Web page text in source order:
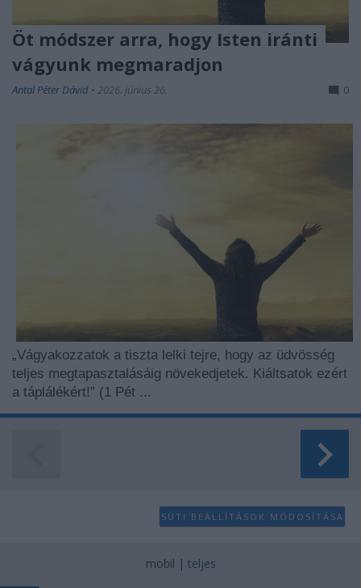
Öt módszer arra, hogy Isten iránti
vágyunk megmaradjon
Antal Péter Dávid • 2026. június 26. 0
„Vágyakozzatok a tiszta lelki tejre, hogy az üdvösség
teljes megtapasztalásáig növekedjetek. Kiáltsatok ezért
a táplálékért!” (1 Pét ...
SÜTI BEÁLLÍTÁSOK MÓDOSÍTÁSA
mobil | teljes